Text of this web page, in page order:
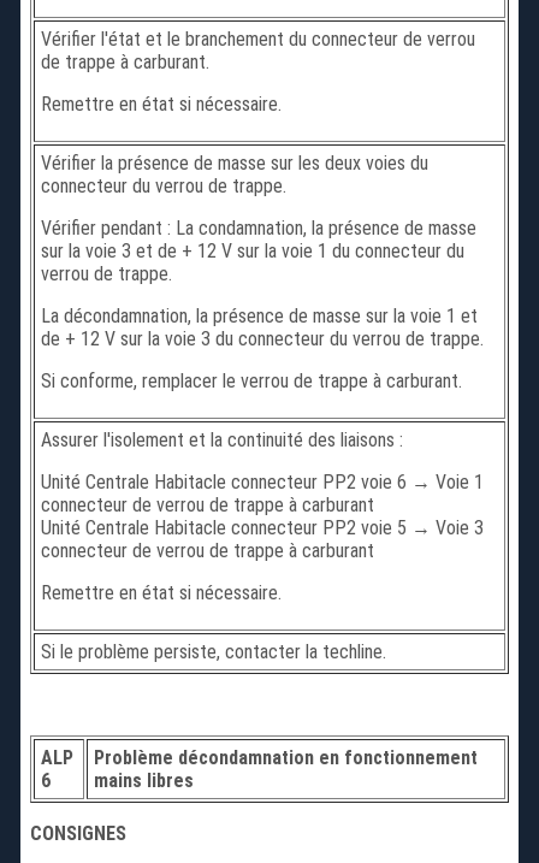
Vérifier l'état et le branchement du connecteur de verrou
de trappe à carburant.
Remettre en état si nécessaire.
Vérifier la présence de masse sur les deux voies du
connecteur du verrou de trappe.
Vérifier pendant : La condamnation, la présence de masse
sur la voie 3 et de + 12 V sur la voie 1 du connecteur du
verrou de trappe.
La décondamnation, la présence de masse sur la voie 1 et
de + 12 V sur la voie 3 du connecteur du verrou de trappe.
Si conforme, remplacer le verrou de trappe à carburant.
Assurer l'isolement et la continuité des liaisons :
Unité Centrale Habitacle connecteur PP2 voie 6 → Voie 1
connecteur de verrou de trappe à carburant
Unité Centrale Habitacle connecteur PP2 voie 5 → Voie 3
connecteur de verrou de trappe à carburant
Remettre en état si nécessaire.
Si le problème persiste, contacter la techline.
ALP
6
Problème décondamnation en fonctionnement
mains libres
CONSIGNES